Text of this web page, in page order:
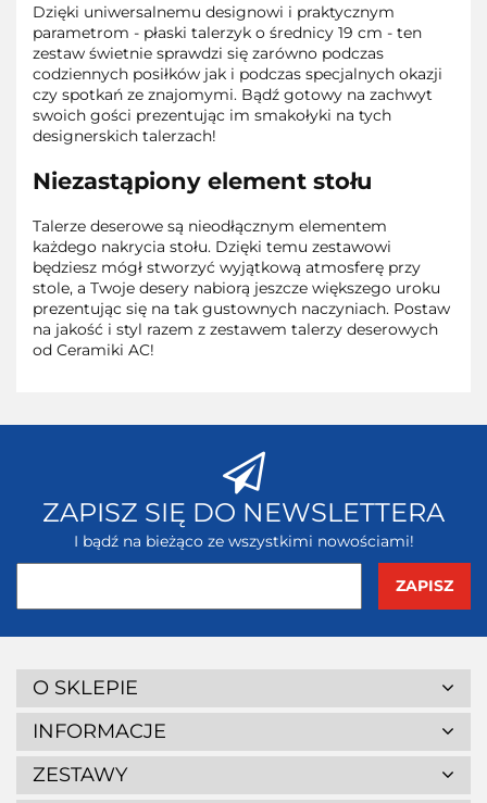
Dzięki uniwersalnemu designowi i praktycznym
parametrom - płaski talerzyk o średnicy 19 cm - ten
zestaw świetnie sprawdzi się zarówno podczas
codziennych posiłków jak i podczas specjalnych okazji
czy spotkań ze znajomymi. Bądź gotowy na zachwyt
swoich gości prezentując im smakołyki na tych
designerskich talerzach!
Niezastąpiony element stołu
Talerze deserowe są nieodłącznym elementem
każdego nakrycia stołu. Dzięki temu zestawowi
będziesz mógł stworzyć wyjątkową atmosferę przy
stole, a Twoje desery nabiorą jeszcze większego uroku
prezentując się na tak gustownych naczyniach. Postaw
na jakość i styl razem z zestawem talerzy deserowych
od Ceramiki AC!
ZAPISZ SIĘ DO NEWSLETTERA
I bądź na bieżąco ze wszystkimi nowościami!
O SKLEPIE
INFORMACJE
ZESTAWY